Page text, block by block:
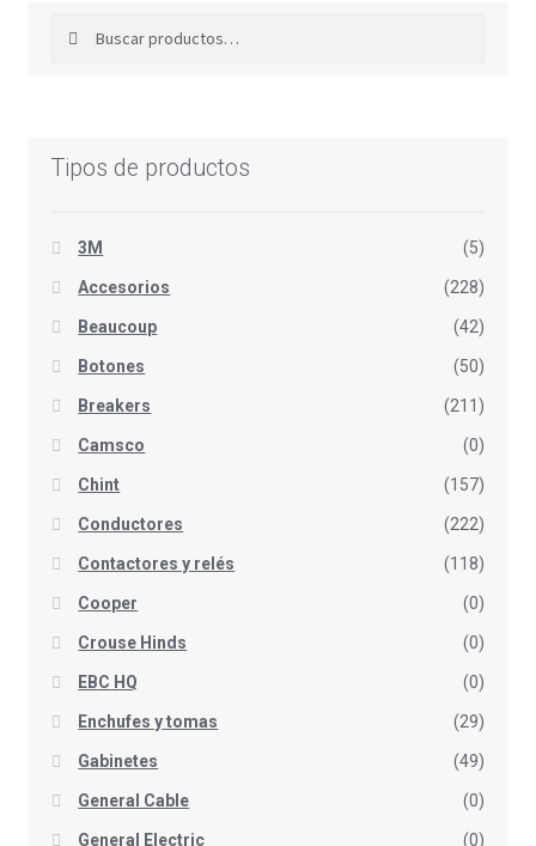
Tipos de productos
3M (5)
Accesorios (228)
Beaucoup (42)
Botones (50)
Breakers (211)
Camsco (0)
Chint (157)
Conductores (222)
Contactores y relés (118)
Cooper (0)
Crouse Hinds (0)
EBC HQ (0)
Enchufes y tomas (29)
Gabinetes (49)
General Cable (0)
General Electric (0)